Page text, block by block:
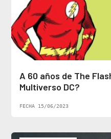
A 60 años de The
Multiverso DC?
FECHA 15/06/2023